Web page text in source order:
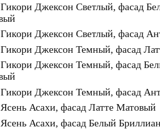
Джексон Светлый, фасад
Джексон Светлый, фасад
Гикори Джексон Темный, фасад
Джексон Темный, фасад
Гикори Джексон Темный, фасад
Асахи, фасад Латте Матовый
Асахи, фасад Белый